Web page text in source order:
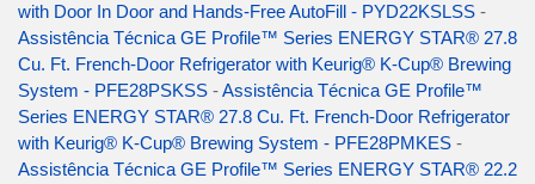
with Door In Door and Hands-Free AutoFill - PYD22KSLSS -
Assistência Técnica GE Profile™ Series ENERGY STAR® 27.8
Cu. Ft. French-Door Refrigerator with Keurig® K-Cup® Brewing
System - PFE28PSKSS -Assistência Técnica GE Profile™
Series ENERGY STAR® 27.8 Cu. Ft. French-Door Refrigerator
with Keurig® K-Cup® Brewing System - PFE28PMKES -
Assistência Técnica GE Profile™ Series ENERGY STAR® 22.2